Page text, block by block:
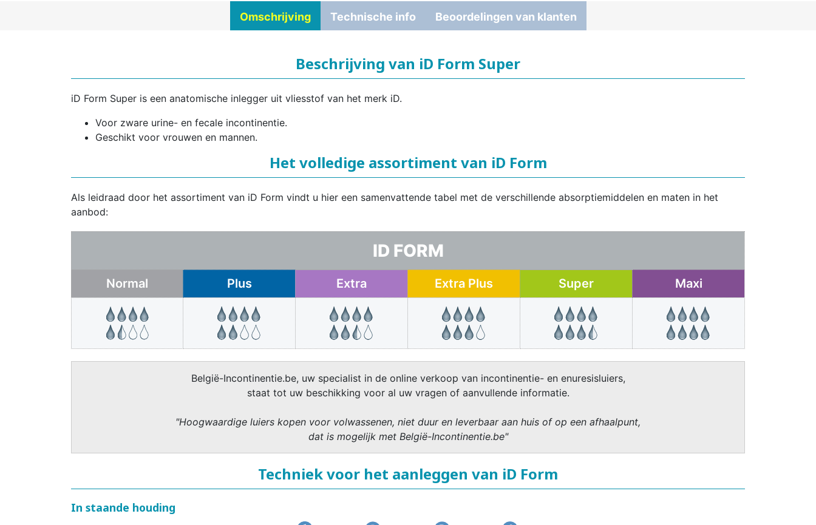
Omschrijving Technische info Beoordelingen van klanten
Beschrijving van iD Form Super
iD Form Super is een anatomische inlegger uit vliesstof van het merk iD.
Voor zware urine- en fecale incontinentie.
Geschikt voor vrouwen en mannen.
Het volledige assortiment van iD Form
Als leidraad door het assortiment van iD Form vindt u hier een samenvattende tabel met de verschillende absorptiemiddelen en maten in het
aanbod:
ID FORM
Normal Plus Extra Extra Plus Super Maxi
België-Incontinentie.be, uw specialist in de online verkoop van incontinentie- en enuresisluiers,
staat tot uw beschikking voor al uw vragen of aanvullende informatie.
"Hoogwaardige luiers kopen voor volwassenen, niet duur en leverbaar aan huis of op een afhaalpunt,
dat is mogelijk met België-Incontinentie.be"
Techniek voor het aanleggen van iD Form
In staande houding